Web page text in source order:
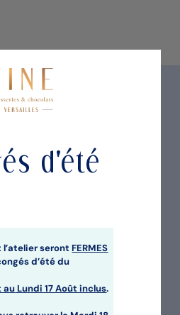
une collection
par Sébastien
chocolats
d'été
seront FERMES
d’été du
au Lundi 17 Août inclus.